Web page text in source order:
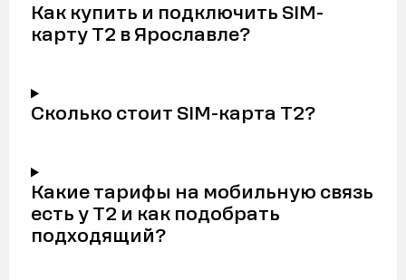
Как купить и подключить SIM-
карту Т2 в Ярославле?
Сколько стоит SIM-карта Т2?
Какие тарифы на мобильную связь
есть у Т2 и как подобрать
подходящий?